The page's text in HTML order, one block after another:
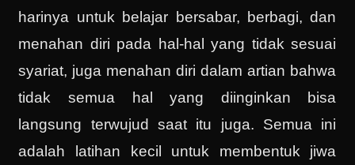
harinya untuk belajar bersabar, berbagi, dan
menahan diri pada hal-hal yang tidak sesuai
syariat, juga menahan diri dalam artian bahwa
tidak semua hal yang diinginkan bisa
langsung terwujud saat itu juga. Semua ini
adalah latihan kecil untuk membentuk jiwa